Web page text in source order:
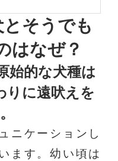
そうでも
はなぜ？
始的な犬種は
りに遠吠えを
ニケーションし
ます。幼い頃は